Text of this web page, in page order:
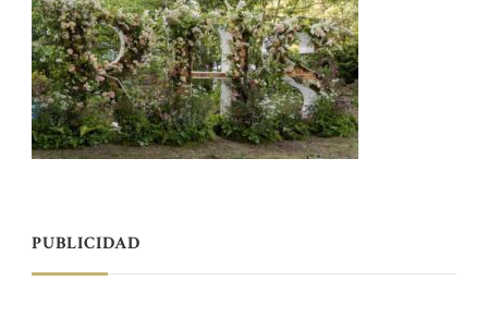
PUBLICIDAD